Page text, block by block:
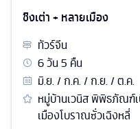
ชิงเต่า + หลายเมือง
ทัวร์จีน
6วัน5 คืน
มิ.ย. / ก.ค. / ก.ย. / ต.ค.
หมู่บ้านเวนิส พิพิธภัณฑ์เ
เมืองโบราณซั่วเฉิงหลี่